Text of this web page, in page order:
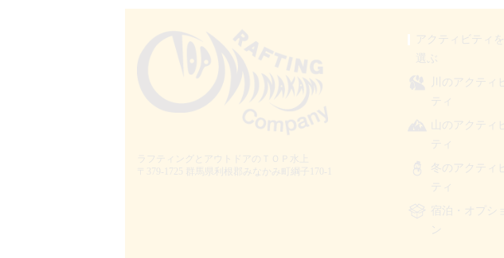
アクティビティを
川のアクティビ
ティ
山のアクティビ
ティ
冬のアクティビ
ティ
宿泊・オプショ
ン
ラフティングとアウトドアのＴＯＰ水上
〒379-1725
群馬県利根郡みなかみ町綱子170-1